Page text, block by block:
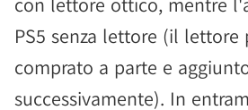
PS5 senza lettore (il lettore
comprato a parte e
successivamente). In